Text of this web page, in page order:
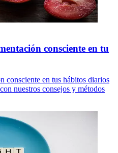
consciente en tu
consciente en tus hábitos diarios
nuestros consejos y métodos